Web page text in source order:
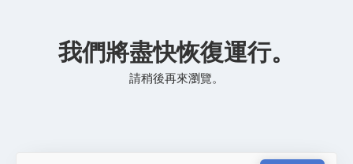
我們將盡快恢復運行。
請稍後再來瀏覽。